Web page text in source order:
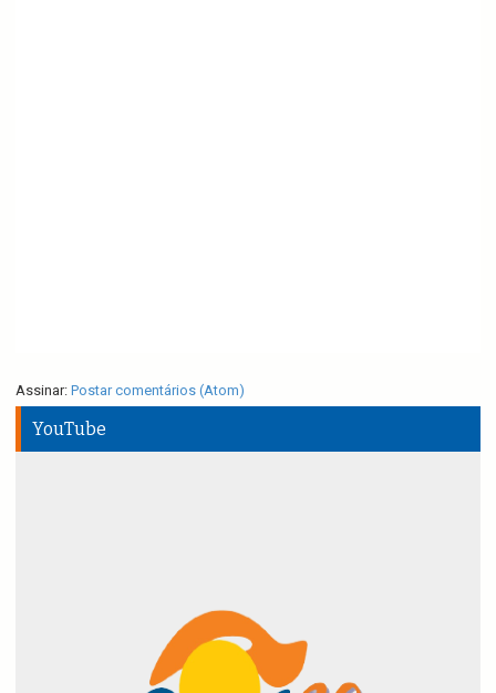
Assinar: Postar comentários (Atom)
YouTube